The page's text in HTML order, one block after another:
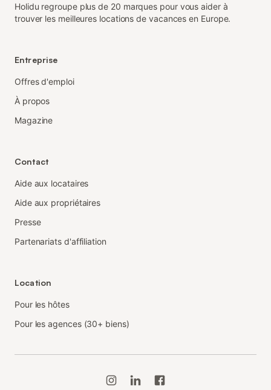
Holidu regroupe plus de 20 marques pour vous aider à
trouver les meilleures locations de vacances en Europe.
Entreprise
Offres d'emploi
À propos
Magazine
Contact
Aide aux locataires
Aide aux propriétaires
Presse
Partenariats d'affiliation
Location
Pour les hôtes
Pour les agences (30+ biens)